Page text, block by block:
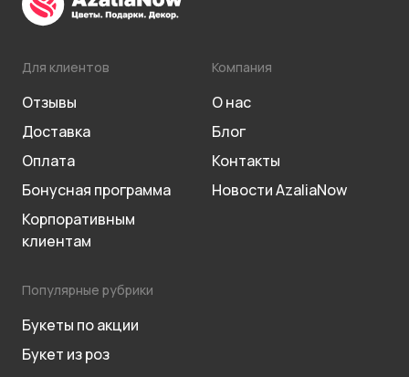
Для клиентов
Отзывы
Доставка
Оплата
Бонусная программа
Корпоративным
клиентам
Компания
О нас
Блог
Контакты
Новости AzaliaNow
Популярные рубрики
Букеты по акции
Букет из роз